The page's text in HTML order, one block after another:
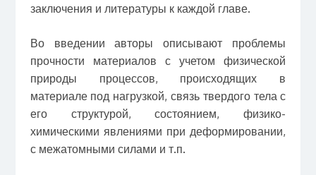
заключения и литературы к каждой главе.
Во введении авторы описывают проблемы
прочности материалов с учетом физической
природы процессов, происходящих в
материале под нагрузкой, связь твердого тела с
его структурой, состоянием, физико-
химическими явлениями при деформировании,
с межатомными силами и т.п.